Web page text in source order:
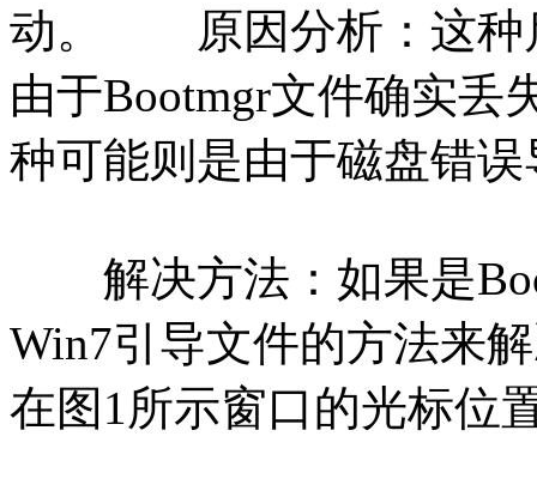
动。 原因分析：这种
由于Bootmgr文件确实丢
种可能则是由于磁盘错
解决方法：如果是
Win7引导文件的方法来
在图1所示窗口的光标位